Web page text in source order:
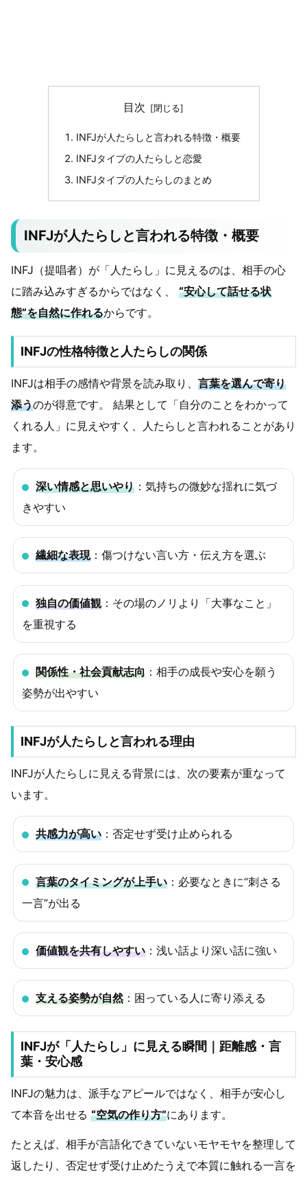
目次
INFJが人たらしと言われる特徴・概要
INFJタイプの人たらしと恋愛
INFJタイプの人たらしのまとめ
INFJが人たらしと言われる特徴・概要
INFJ（提唱者）が「人たらし」に見えるのは、相手の心
に踏み込みすぎるからではなく、 “安心して話せる状
態”を自然に作れるからです。
INFJの性格特徴と人たらしの関係
INFJは相手の感情や背景を読み取り、 言葉を選んで寄り
添うのが得意です。 結果として「自分のことをわかって
くれる人」に見えやすく、人たらしと言われることがあり
ます。
深い情感と思いやり ：気持ちの微妙な揺れに気づ
きやすい
繊細な表現：傷つけない言い方・伝え方を選ぶ
独自の価値観：その場のノリより「大事なこと」
を重視する
関係性・社会貢献志向 ：相手の成長や安心を願う
姿勢が出やすい
INFJが人たらしと言われる理由
INFJが人たらしに見える背景には、次の要素が重なって
います。
共感力が高い ：否定せず受け止められる
言葉のタイミングが上手い ：必要なときに“刺さる
一言”が出る
価値観を共有しやすい ：浅い話より深い話に強い
支える姿勢が自然：困っている人に寄り添える
INFJが「人たらし」に見える瞬間｜距離感・言
葉・安心感
INFJの魅力は、派手なアピールではなく、相手が安心し
て本音を出せる “空気の作り方”にあります。
たとえば、相手が言語化できていないモヤモヤを整理して
返したり、否定せず受け止めたうえで本質に触れる一言を